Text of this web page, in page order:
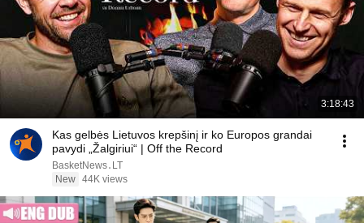
3:18:43
Kas gelbės Lietuvos krepšinį ir ko Europos grandai
pavydi „Žalgiriui“ | Off the Record
BasketNews․LT
New 44K views